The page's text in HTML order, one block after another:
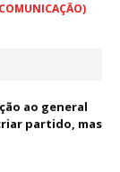
ao general
partido, mas